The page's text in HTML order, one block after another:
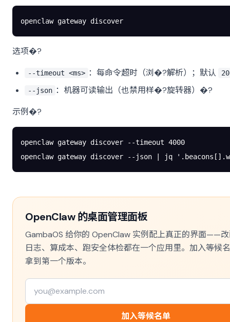
openclaw gateway discover
选项�?
--timeout <ms> ：每命令超时（浏�?解析）；默认
--json ：机器可读输出（也禁用样�?旋转器）�?
示例�?
openclaw gateway discover --timeout 4000
openclaw gateway discover --json jq
OpenClaw 的桌面管理面板
GambaOS 给你的 OpenClaw 实例配上真正的界面——
日志、算成本、跑安全体检都在一个应用里。加入等候
拿到第一个版本。
加入等候名单